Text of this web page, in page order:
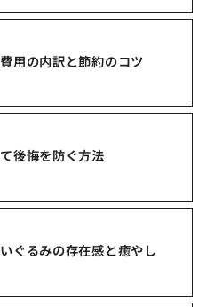
用の内訳と節約のコツ
後悔を防ぐ方法
ぐるみの存在感と癒やし